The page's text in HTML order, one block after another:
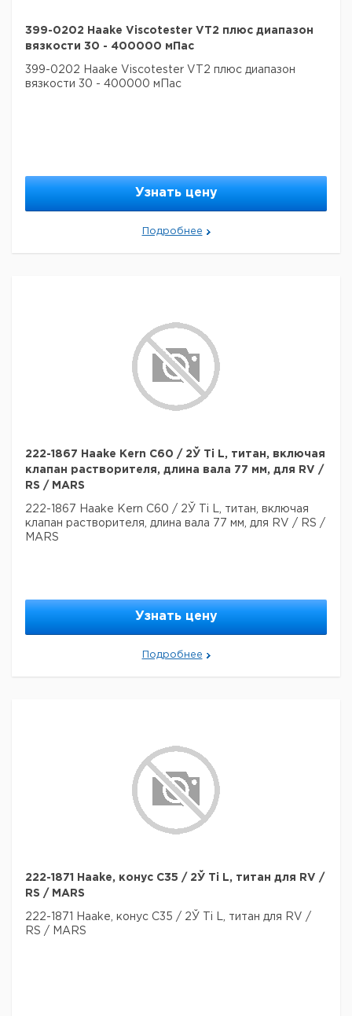
399-0202 Haake Viscotester VT2 плюс диапазон
вязкости 30 - 400000 мПас
399-0202 Haake Viscotester VT2 плюс диапазон
вязкости 30 - 400000 мПас
Узнать цену
Подробнее
222-1867 Haake Kern C60 / 2Ў Ti L, титан, включая
клапан растворителя, длина вала 77 мм, для RV /
RS / MARS
222-1867 Haake Kern C60 / 2Ў Ti L, титан, включая
клапан растворителя, длина вала 77 мм, для RV / RS /
MARS
Узнать цену
Подробнее
222-1871 Haake, конус C35 / 2Ў Ti L, титан для RV /
RS / MARS
222-1871 Haake, конус C35 / 2Ў Ti L, титан для RV /
RS / MARS